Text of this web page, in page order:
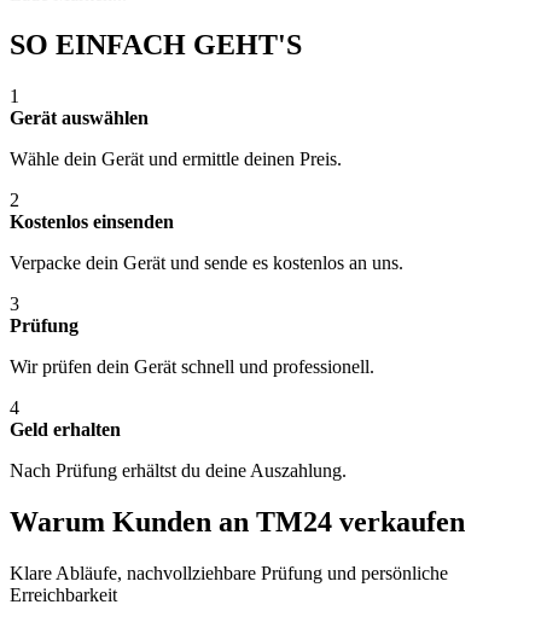
SO EINFACH GEHT'S
1
Gerät auswählen
Wähle dein Gerät und ermittle deinen Preis.
2
Kostenlos einsenden
Verpacke dein Gerät und sende es kostenlos an uns.
3
Prüfung
Wir prüfen dein Gerät schnell und professionell.
4
Geld erhalten
Nach Prüfung erhältst du deine Auszahlung.
Warum Kunden an TM24 verkaufen
Klare Abläufe, nachvollziehbare Prüfung und persönliche
Erreichbarkeit